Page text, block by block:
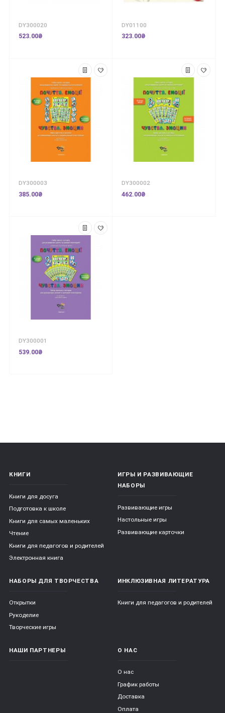
DY300020
523.00₴
DY01100
323.00₴
DY300003
385.00₴
DY300002
462.00₴
DY300001
539.00₴
КНИГИ
Книги для досуга
Подготовка к школе
Книги для самых маленьких
Чтение
Книги для педагогов и родителей
Электронная книга
ИГРЫ И РАЗВИВАЮЩИЕ
НАБОРЫ
Развивающие игры
Настольные игры
Развивающие карточки
НАБОРЫ ДЛЯ ТВОРЧЕСТВА
Открытки
Рукоделие
Творческие игры
ИНКЛЮЗИВНАЯ ЛИТЕРАТУРА
Книги для педагогов и родителей
НАШИ ПАРТНЕРЫ О НАС
О нас
График работы
Доставка
Оплата